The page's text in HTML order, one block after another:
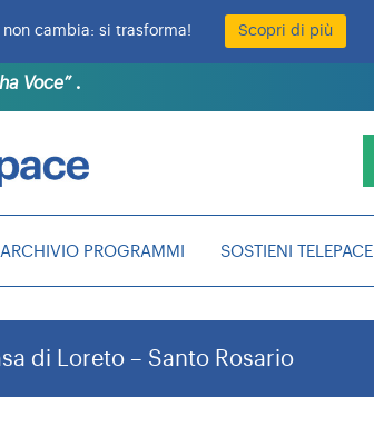
Voce” .
ARCHIVIO PROGRAMMI SOSTIENI TELEPACE
di Loreto – Santo Rosario
cambia: si trasforma! Scopri di più